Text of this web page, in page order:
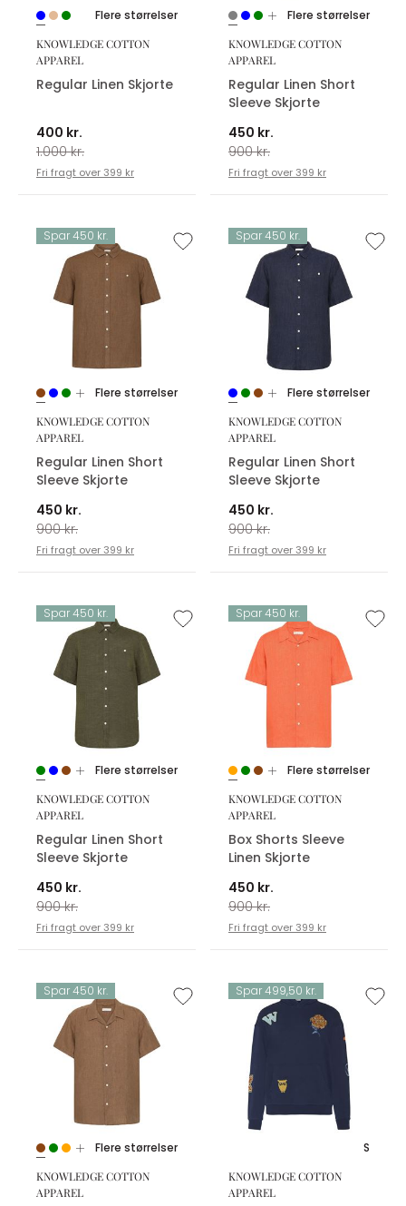
Flere størrelser
KNOWLEDGE COTTON
APPAREL
Regular Linen Skjorte
400 kr.
1.000 kr.
Fri fragt over 399 kr
Flere størrelser
KNOWLEDGE COTTON
APPAREL
Regular Linen Short
Sleeve Skjorte
450 kr.
900 kr.
Fri fragt over 399 kr
Spar 450 kr.
Flere størrelser
KNOWLEDGE COTTON
APPAREL
Regular Linen Short
Sleeve Skjorte
450 kr.
900 kr.
Fri fragt over 399 kr
Spar 450 kr.
Flere størrelser
KNOWLEDGE COTTON
APPAREL
Regular Linen Short
Sleeve Skjorte
450 kr.
900 kr.
Fri fragt over 399 kr
Spar 450 kr.
Flere størrelser
KNOWLEDGE COTTON
APPAREL
Regular Linen Short
Sleeve Skjorte
450 kr.
900 kr.
Fri fragt over 399 kr
Spar 450 kr.
Flere størrelser
KNOWLEDGE COTTON
APPAREL
Box Shorts Sleeve
Linen Skjorte
450 kr.
900 kr.
Fri fragt over 399 kr
Spar 450 kr.
Flere størrelser
KNOWLEDGE COTTON
APPAREL
Spar 499,50 kr.
S
KNOWLEDGE COTTON
APPAREL